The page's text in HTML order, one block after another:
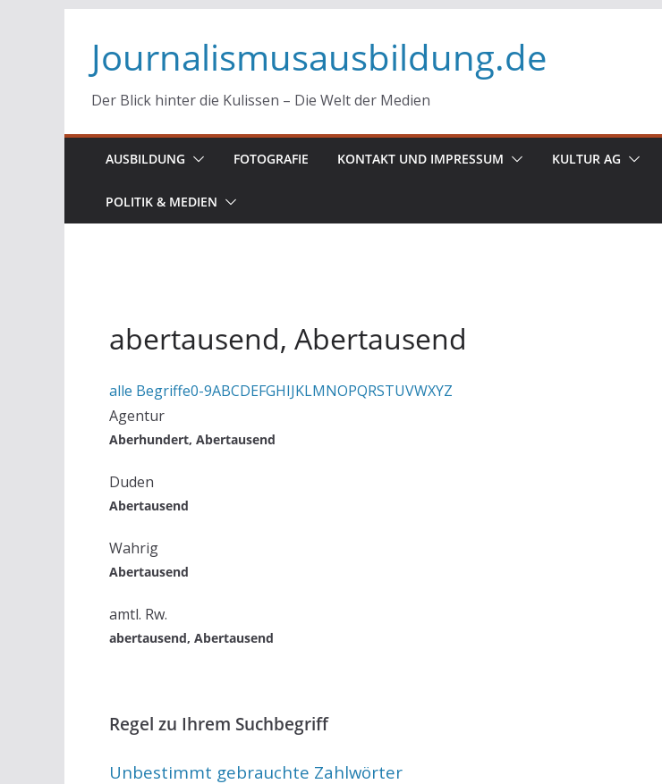
Inhalt
springen
Journalismusausbildung.de
Der Blick hinter die Kulissen – Die Welt der Medien
AUSBILDUNG FOTOGRAFIE KONTAKT UND IMPRESSUM KULTUR AG
POLITIK & MEDIEN
abertausend, Abertausend
alle Begriffe0-9ABCDEFGHIJKLMNOPQRSTUVWXYZ
Agentur
Aberhundert, Abertausend
Duden
Abertausend
Wahrig
Abertausend
amtl. Rw.
abertausend, Abertausend
Regel zu Ihrem Suchbegriff
Unbestimmt gebrauchte Zahlwörter